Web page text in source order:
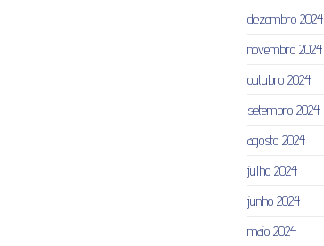
dezembro 2024
novembro 2024
outubro 2024
setembro 2024
agosto 2024
julho 2024
junho 2024
maio 2024